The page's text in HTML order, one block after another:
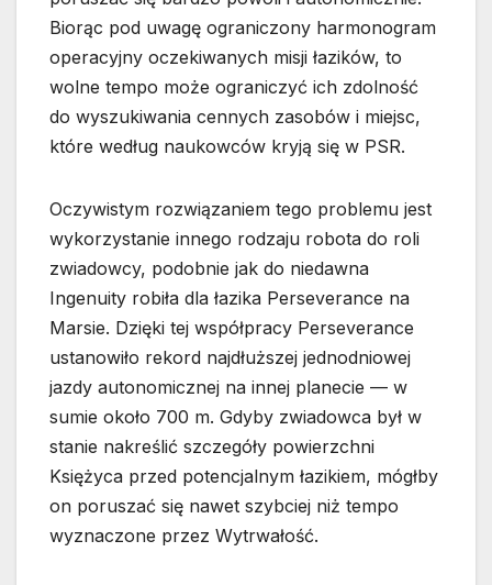
Biorąc pod uwagę ograniczony harmonogram
operacyjny oczekiwanych misji łazików, to
wolne tempo może ograniczyć ich zdolność
do wyszukiwania cennych zasobów i miejsc,
które według naukowców kryją się w PSR.
Oczywistym rozwiązaniem tego problemu jest
wykorzystanie innego rodzaju robota do roli
zwiadowcy, podobnie jak do niedawna
Ingenuity robiła dla łazika Perseverance na
Marsie. Dzięki tej współpracy Perseverance
ustanowiło rekord najdłuższej jednodniowej
jazdy autonomicznej na innej planecie — w
sumie około 700 m. Gdyby zwiadowca był w
stanie nakreślić szczegóły powierzchni
Księżyca przed potencjalnym łazikiem, mógłby
on poruszać się nawet szybciej niż tempo
wyznaczone przez Wytrwałość.